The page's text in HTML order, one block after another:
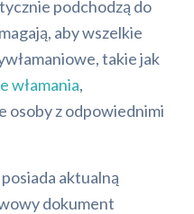
podchodzą do
aby wszelkie
takie jak
włamania,
osoby z odpowiednimi
posiada aktualną
dokument